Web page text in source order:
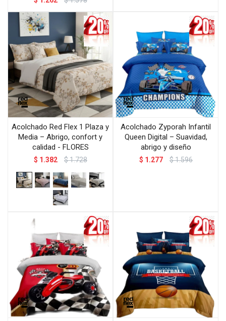
Acolchado Red Flex 1 Plaza y
Media – Abrigo, confort y
calidad - FLORES
$ 1.382 $1.728
Acolchado Zyporah Infantil
Queen Digital – Suavidad,
abrigo y diseño
$ 1.277 $1.596